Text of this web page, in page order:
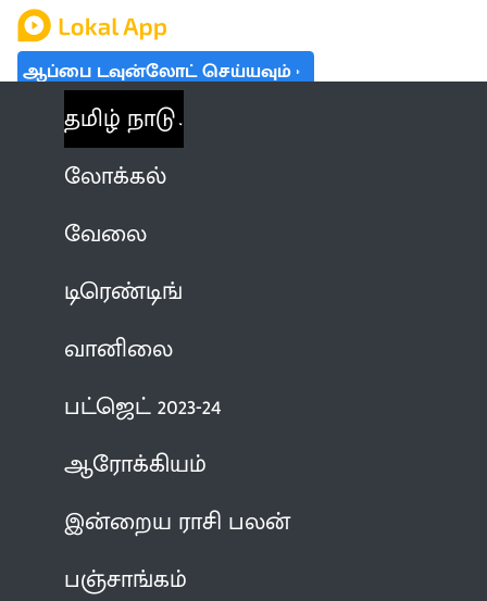
ஆப்பை டவுன்லோட் செய்யவும்
தமிழ் நாடு
லோக்கல்
வேலை
டிரெண்டிங்
வானிலை
பட்ஜெட் 2023-24
ஆரோக்கியம்
இன்றைய ராசி பலன்
பஞ்சாங்கம்